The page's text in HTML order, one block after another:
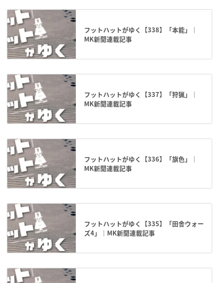
フットハットがゆく【338】「本能」｜
MK新聞連載記事
フットハットがゆく【337】「狩猟」｜
MK新聞連載記事
フットハットがゆく【336】「旗色」｜
MK新聞連載記事
フットハットがゆく【335】「田舎ウォー
ズ4」｜MK新聞連載記事